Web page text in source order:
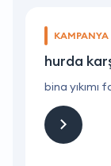
KAMPANYA
hurda
bina